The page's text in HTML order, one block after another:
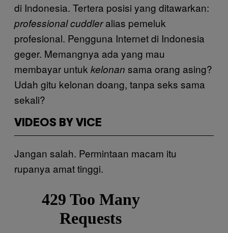
di Indonesia. Tertera posisi yang ditawarkan:
professional cuddleralias pemeluk
profesional. Pengguna Internet di Indonesia
geger. Memangnya ada yang mau
membayar untuk kelonan sama orang asing?
Udah gitu kelonan doang, tanpa seks sama
sekali?
VIDEOS BY VICE
Jangan salah. Permintaan macam itu
rupanya amat tinggi.